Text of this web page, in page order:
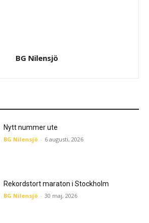
BG Nilensjö
Nytt nummer ute
BG Nilensjö - 6 augusti, 2026
Rekordstort maraton i Stockholm
BG Nilensjö - 30 maj, 2026